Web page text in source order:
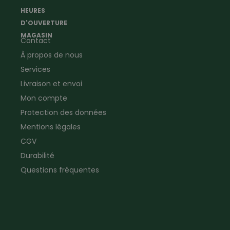
Ramoneur
Vêtements de signalisation
Jardinage
Plombier
Electricien
Vêtements d'entreprise
HEURES
D'OUVERTURE
MAGASIN
Contact
À propos de nous
Services
Livraison et envoi
Mon compte
Protection des données
Mentions légales
CGV
Durabilité
Questions fréquentes